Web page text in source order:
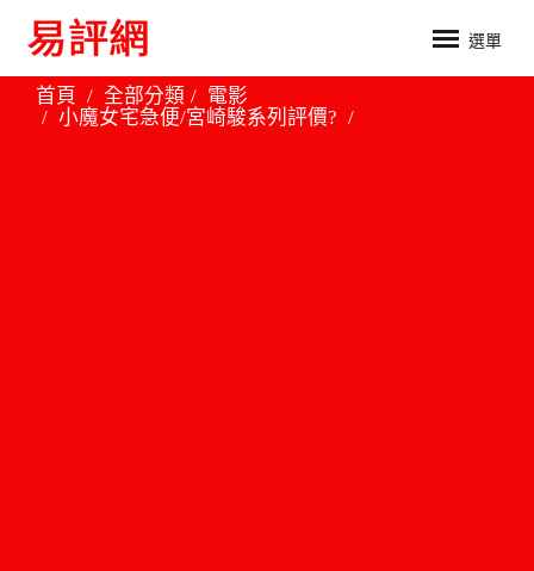
選單
首頁 全部分類
電影
小魔女宅急便/宮崎駿系列評價?